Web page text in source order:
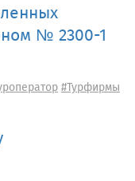
№ 2300-1
#Турфирмы